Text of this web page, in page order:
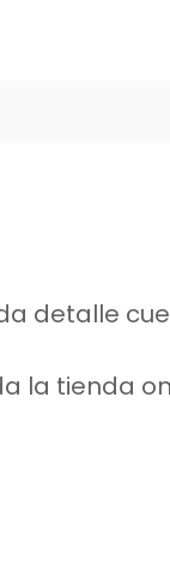
detalle
la tienda